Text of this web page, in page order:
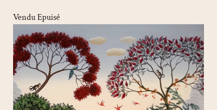
VenduEpuisé